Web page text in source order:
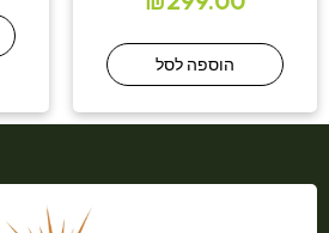
הוספה לסל